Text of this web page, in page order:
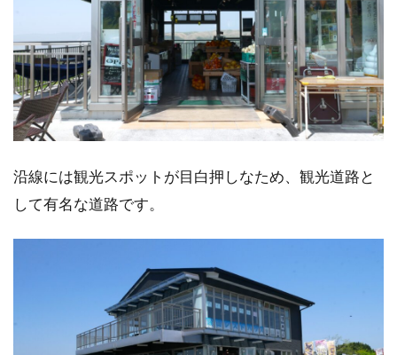
沿線には観光スポットが目白押しなため、観光道路と
して有名な道路です。